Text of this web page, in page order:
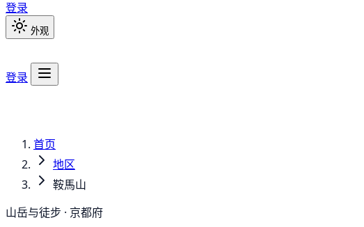
登录
外观
登录
首页
地区
鞍馬山
山岳与徒步 · 京都府